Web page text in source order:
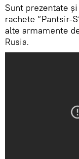
Sunt prezentate
rachete ”Pantsir-
alte armamente
Rusia.